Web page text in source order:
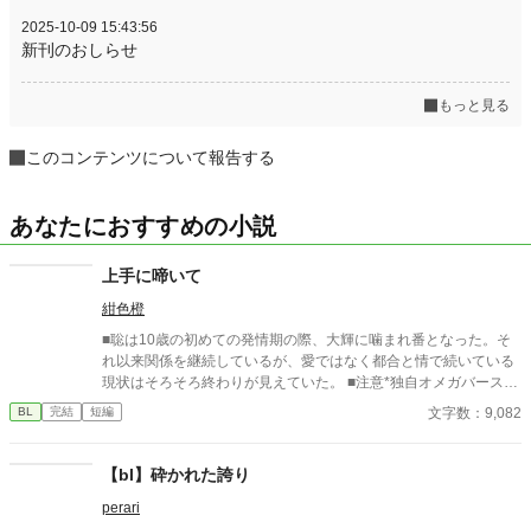
2025-10-09 15:43:56
新刊のおしらせ
もっと見る
このコンテンツについて報告する
あなたにおすすめの小説
上手に啼いて
紺色橙
■聡は10歳の初めての発情期の際、大輝に噛まれ番となった。そ
れ以来関係を継続しているが、愛ではなく都合と情で続いている
現状はそろそろ終わりが見えていた。 ■注意*独自オメガバース設
定。■『それは愛か本能か』と同じ世界設定です。関係は一切な
し。
BL 完結 短編 文字数：9,082
【bl】砕かれた誇り
perari